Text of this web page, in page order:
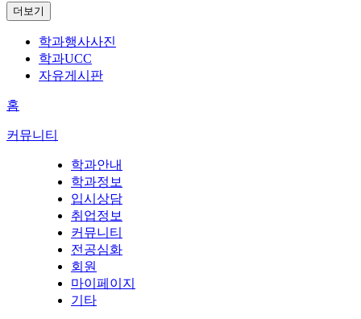
더보기
학과행사사진
학과UCC
자유게시판
홈
커뮤니티
학과안내
학과정보
입시상담
취업정보
커뮤니티
전공심화
회원
마이페이지
기타